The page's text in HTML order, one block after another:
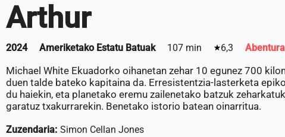
Arthur
2024 Ameriketako Estatu Batuak 107 min 6,3 Abentura
Michael White Ekuadorko oihanetan zehar 10 egunez 700
duen talde bateko kapitaina da. Erresistentzia-lasterketa
du haiekin, eta planetako eremu zailenetako batzuk
garatuz txakurrarekin. Benetako istorio batean oinarritua.
Zuzendaria: Simon Cellan Jones